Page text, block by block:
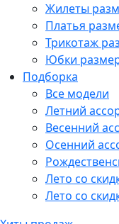
Жилеты
Платья
Трикотаж
Юбки
Подборка
Все модели
Летний
Весенний
Осенний
Лето со
Лето со